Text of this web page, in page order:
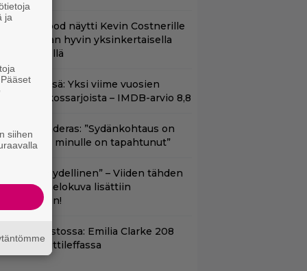
Eastwood näytti Kevin Costnerille
paikan hyvin yksinkertaisella
Netflixissä: Yksi viime vuosien
rikossarjoista – IMDB-arvio 8,8
Banderas: ”Sydänkohtaus on
mitä minulle on tapahtunut”
täydellinen” – Viiden tähden
lisättiin
suoratoistossa: Emilia Clarke 208
hittileffassa
ja
siihen